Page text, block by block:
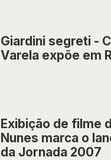
Giardini segreti -
Varela expõe em
Exibição de filme
Nunes marca o
da Jornada 2007